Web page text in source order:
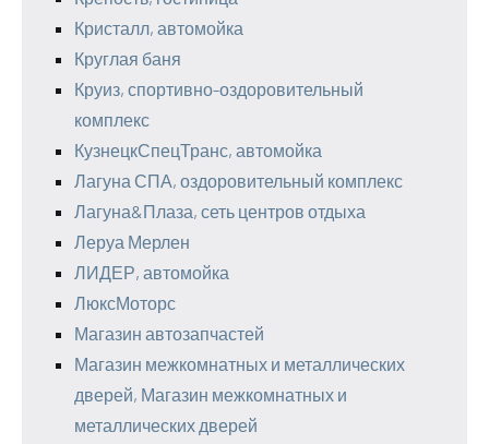
Кристалл, автомойка
Круглая баня
Круиз, спортивно-оздоровительный
комплекс
КузнецкСпецТранс, автомойка
Лагуна СПА, оздоровительный комплекс
Лагуна&Плаза, сеть центров отдыха
Леруа Мерлен
ЛИДЕР, автомойка
ЛюксМоторс
Магазин автозапчастей
Магазин межкомнатных и металлических
дверей, Магазин межкомнатных и
металлических дверей